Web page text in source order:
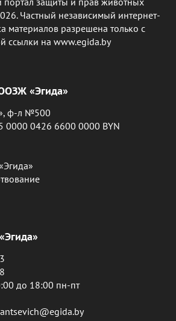
Частный независимый интернет-
материалов разрешена только с
ссылки на www.egida.by
«Эгида»
ф-л №500
0000 0426 6600 0000 BYN
до 18:00 пн-пт